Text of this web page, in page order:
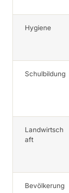
Hygiene
Schulbildung
Landwirtsch
aft
Bevölkerung